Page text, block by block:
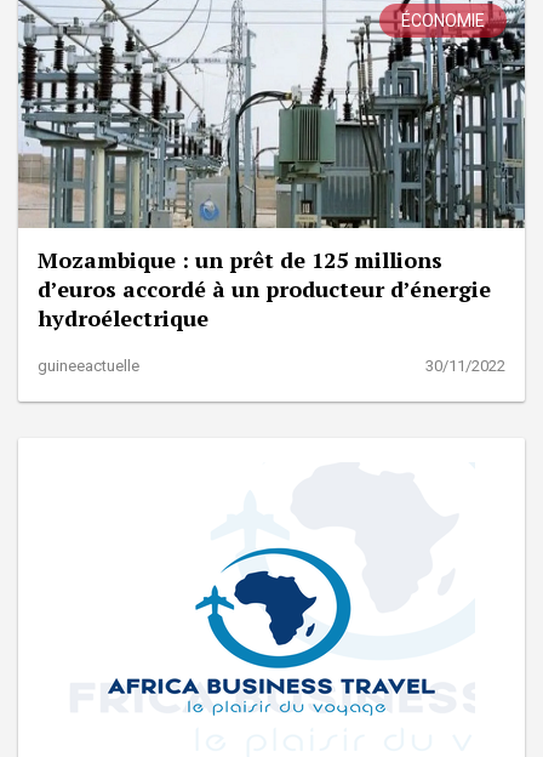
ÉCONOMIE
Mozambique : un prêt de 125 millions
d’euros accordé à un producteur d’énergie
hydroélectrique
guineeactuelle 30/11/2022